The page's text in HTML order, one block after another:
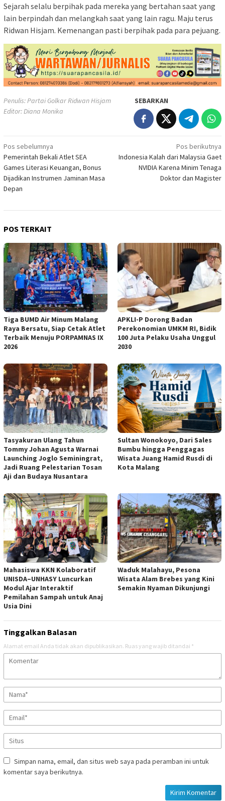
Sejarah selalu berpihak pada mereka yang bertahan saat yang
lain berpindah dan melangkah saat yang lain ragu. Maju terus
Ridwan Hisjam. Kemenangan pasti berpihak pada para pejuang.
Penulis: Partai Golkar Ridwan Hisjam
Editor: Diana Monika
SEBARKAN
Navigasi
pos
Pos sebelumnya
Pemerintah Bekali Atlet SEA
Games Literasi Keuangan, Bonus
Dijadikan Instrumen Jaminan Masa
Depan
Pos berikutnya
Indonesia Kalah dari Malaysia Gaet
NVIDIA Karena Minim Tenaga
Doktor dan Magister
POS TERKAIT
Tiga BUMD Air Minum Malang
Raya Bersatu, Siap Cetak Atlet
Terbaik Menuju PORPAMNAS IX
2026
APKLI-P Dorong Badan
Perekonomian UMKM RI, Bidik
100 Juta Pelaku Usaha Unggul
2030
Tasyakuran Ulang Tahun
Tommy Johan Agusta Warnai
Launching Joglo Seminingrat,
Jadi Ruang Pelestarian Tosan
Aji dan Budaya Nusantara
Sultan Wonokoyo, Dari Sales
Bumbu hingga Penggagas
Wisata Juang Hamid Rusdi di
Kota Malang
Mahasiswa KKN Kolaboratif
UNISDA–UNHASY Luncurkan
Modul Ajar Interaktif
Pemilahan Sampah untuk Anaj
Usia Dini
Waduk Malahayu, Pesona
Wisata Alam Brebes yang Kini
Semakin Nyaman Dikunjungi
Tinggalkan Balasan
Alamat email Anda tidak akan dipublikasikan. Ruas yang wajib ditandai *
Simpan nama, email, dan situs web saya pada peramban ini untuk
komentar saya berikutnya.